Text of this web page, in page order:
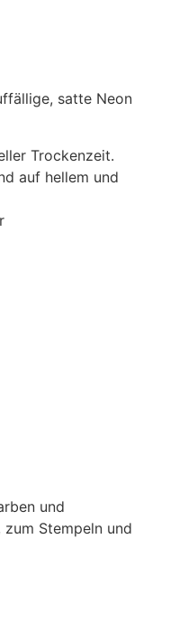
satte Neon
Trockenzeit.
auf hellem und
und
Stempeln und